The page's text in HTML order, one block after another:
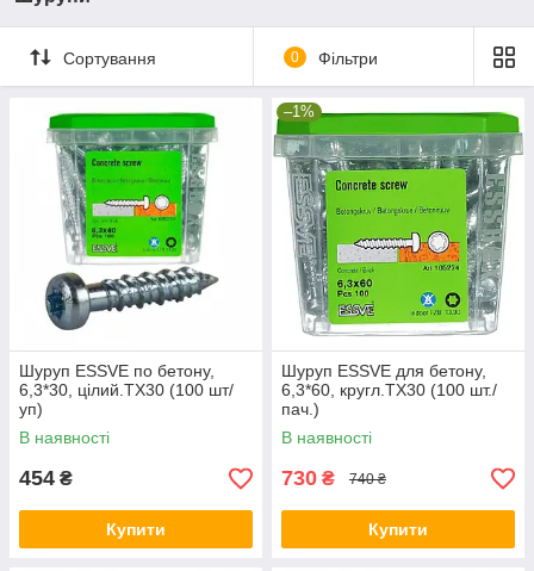
Сортування 0 Фільтри
Шуруп ESSVE по бетону,
6,3*30, цілий.ТХ30 (100 шт/
уп)
В наявності
454 ₴
Купити
–1%
Шуруп ESSVE для бетону,
6,3*60, кругл.ТХ30 (100 шт./
пач.)
В наявності
730 ₴ 740 ₴
Купити